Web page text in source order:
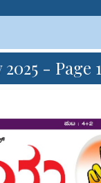
- Page 1